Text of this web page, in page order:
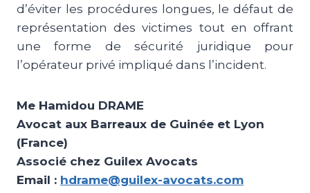
d’éviter les procédures longues, le défaut de
représentation des victimes tout en offrant
une forme de sécurité juridique pour
l’opérateur privé impliqué dans l’incident.
Me Hamidou DRAME
Avocat aux Barreaux de Guinée et Lyon
(France)
Associé chez Guilex Avocats
Email : hdrame@guilex-avocats.com